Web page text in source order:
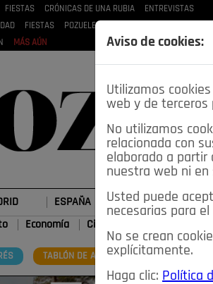
FIESTAS CRÓNICAS DE UNA RUBIA ENTREVISTAS
FIESTAS POZUELEROS
MÁS AÚN
ESPAÑA DEPORTES
Economía Ciencia&Tecnología
TABLÓN DE ANUNCIOS MIS
Aviso de cookies:
Utilizamos
web y de terceros
No utilizamos
relacionada con
elaborado a partir
nuestra web ni
Usted puede
necesarias para
No se crean
explícitamente.
Haga clic: Política